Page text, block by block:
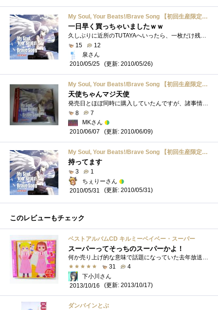
My Soul, Your Beats!/Brave Song 【初回生産限定盤】
一日早く買っちゃいましたｗｗ
久しぶりに近所のTUTAYAへいったら、一枚だけ残っていたので迷わず買ってしまいましたｗｗまさか、発売の一日前においてあるなんて思っていな�...
15
12
泉さん
2010/05/25
(更新: 2010/05/26)
My Soul, Your Beats!/Brave Song 【初回生産限定盤】
天使ちゃんマジ天使
発売日とほぼ同時に購入していたんですが、諸事情で中々書く時間が無く・・・（汗初回生産限定版には、ノンクレジットOP&EDのDVDが付属され�...
8
7
MKさん
2010/06/07
(更新: 2010/06/09)
My Soul, Your Beats!/Brave Song 【初回生産限定盤】
持ってます
3
1
ちぇりーさん
2010/05/31
(更新: 2010/05/31)
このレビューもチェック
ベストアルバムCD キルミーベイベー・スーパー
スーパーってそっちのスーパーかよ！
31
4
下小川さん
2013/10/16
(更新: 2013/10/17)
ダンバインとぶ